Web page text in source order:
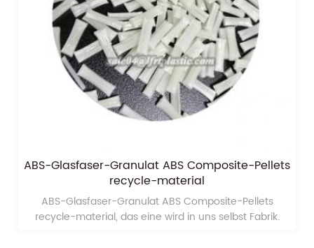
ABS-Glasfaser-Granulat ABS Composite-Pellets
recycle-material
ABS-Glasfaser-Granulat ABS Composite-Pellets
recycle-material, das eine wird in uns selbst Fabrik.